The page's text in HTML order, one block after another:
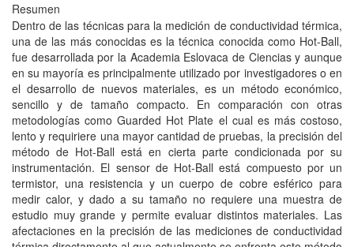
Resumen
Dentro de las técnicas para la medición de conductividad térmica,
una de las más conocidas es la técnica conocida como Hot-Ball,
fue desarrollada por la Academia Eslovaca de Ciencias y aunque
en su mayoría es principalmente utilizado por investigadores o en
el desarrollo de nuevos materiales, es un método económico,
sencillo y de tamaño compacto. En comparación con otras
metodologías como Guarded Hot Plate el cual es más costoso,
lento y requiriere una mayor cantidad de pruebas, la precisión del
método de Hot-Ball está en cierta parte condicionada por su
instrumentación. El sensor de Hot-Ball está compuesto por un
termistor, una resistencia y un cuerpo de cobre esférico para
medir calor, y dado a su tamaño no requiere una muestra de
estudio muy grande y permite evaluar distintos materiales. Las
afectaciones en la precisión de las mediciones de conductividad